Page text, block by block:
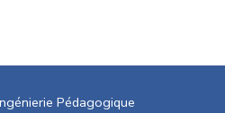
Pédagogique